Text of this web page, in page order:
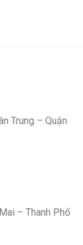
Trung – Quận
– Thanh Phố